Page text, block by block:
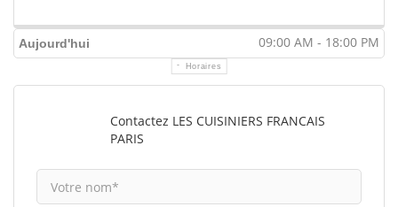
Aujourd'hui 09:00 AM - 18:00 PM
Horaires
Contactez LES CUISINIERS FRANCAIS
PARIS